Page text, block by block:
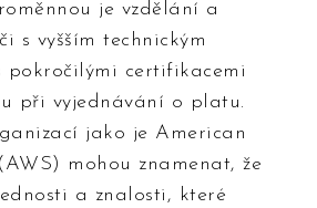
je vzdělání a
s vyšším technickým
pokročilými certifikacemi
při vyjednávání o platu.
jako je American
mohou znamenat, že
a znalosti, které